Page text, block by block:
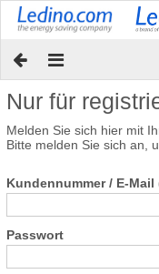
Nur für
Bitte melden Sie sich an,
Melden Sie sich hier mit
Kundennummer / E-
Passwort